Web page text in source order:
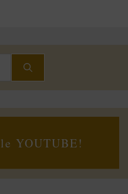
YOUTUBE!